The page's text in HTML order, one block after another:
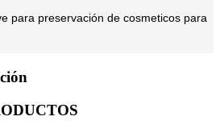
para preservación de cosmeticos para